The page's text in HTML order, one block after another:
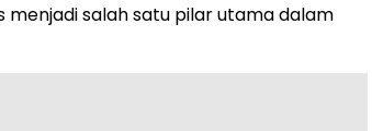
menjadi salah satu pilar utama dalam